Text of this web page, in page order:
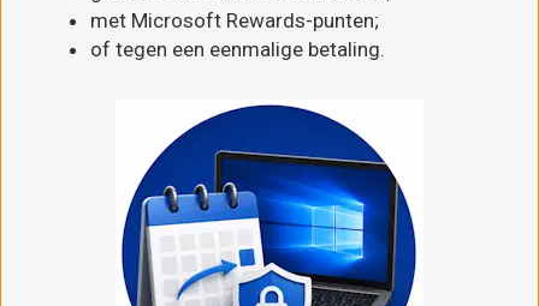
met Microsoft Rewards-punten;
of tegen een eenmalige betaling.